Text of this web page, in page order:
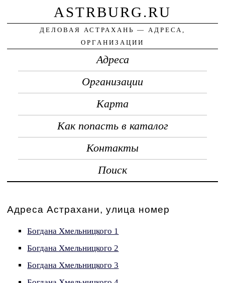
ASTRBURG.RU
ДЕЛОВАЯ АСТРАХАНЬ — АДРЕСА,
ОРГАНИЗАЦИИ
Адреса
Организации
Карта
Как попасть в каталог
Контакты
Поиск
Адреса Астрахани, улица номер
Богдана Хмельницкого 1
Богдана Хмельницкого 2
Богдана Хмельницкого 3